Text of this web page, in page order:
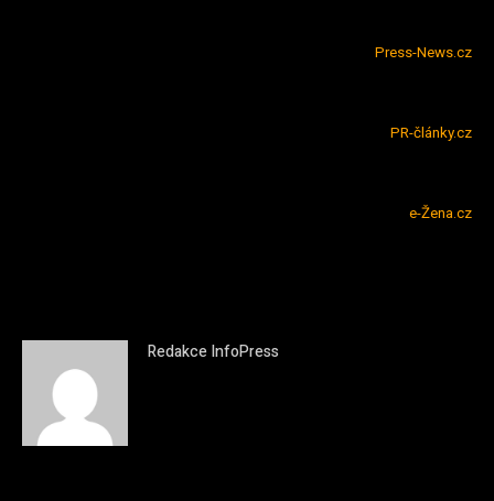
Press-News.cz
PR-články.cz
e-Žena.cz
Redakce InfoPress